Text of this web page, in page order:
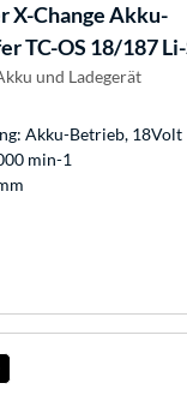
X-Change Akku-
TC-OS 18/187
und Ladegerät
Akku-Betrieb, 18Volt
min-1